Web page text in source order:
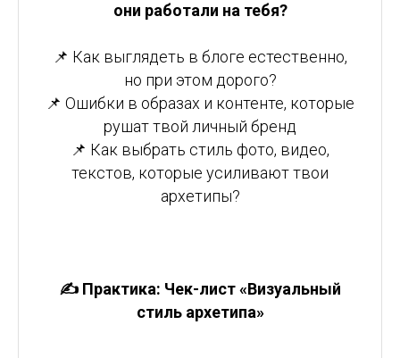
они работали на тебя?
📌 Как выглядеть в блоге естественно,
но при этом дорого?
📌 Ошибки в образах и контенте, которые
рушат твой личный бренд
📌 Как выбрать стиль фото, видео,
текстов, которые усиливают твои
архетипы?
✍️ Практика: Чек-лист «Визуальный
стиль архетипа»